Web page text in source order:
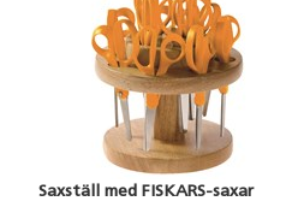
Saxställ med FISKARS-saxar